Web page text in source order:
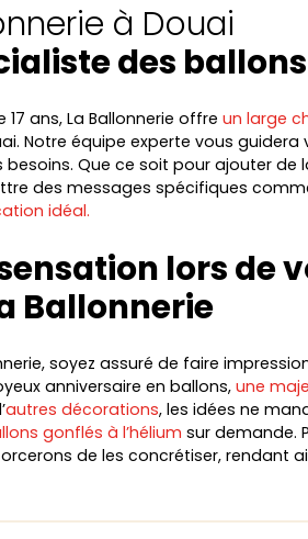
à Douai
des
17 ans, La Ballonnerie offre un large
Notre équipe experte vous
besoins. Que ce soit pour ajouter
des messages spécifiques
idéal.
lors de
Ballonnerie
soyez assuré de faire
anniversaire en ballons, une
autres décorations, les idées ne
gonflés à l’hélium sur demande.
de les concrétiser, rendant